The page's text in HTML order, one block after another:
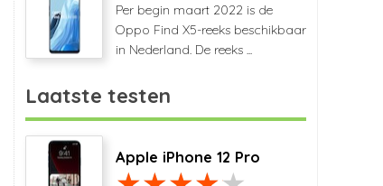
Per begin maart 2022 is de
Oppo Find X5-reeks beschikbaar
in Nederland. De reeks ...
Laatste testen
Apple iPhone 12 Pro